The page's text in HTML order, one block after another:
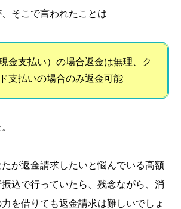
そこで言われたことは
金支払い）の場合返金は無理、ク
支払いの場合のみ返金可能
が返金請求したいと悩んでいる高額
込で行っていたら、残念ながら、消
を借りても返金請求は難しいでしょ